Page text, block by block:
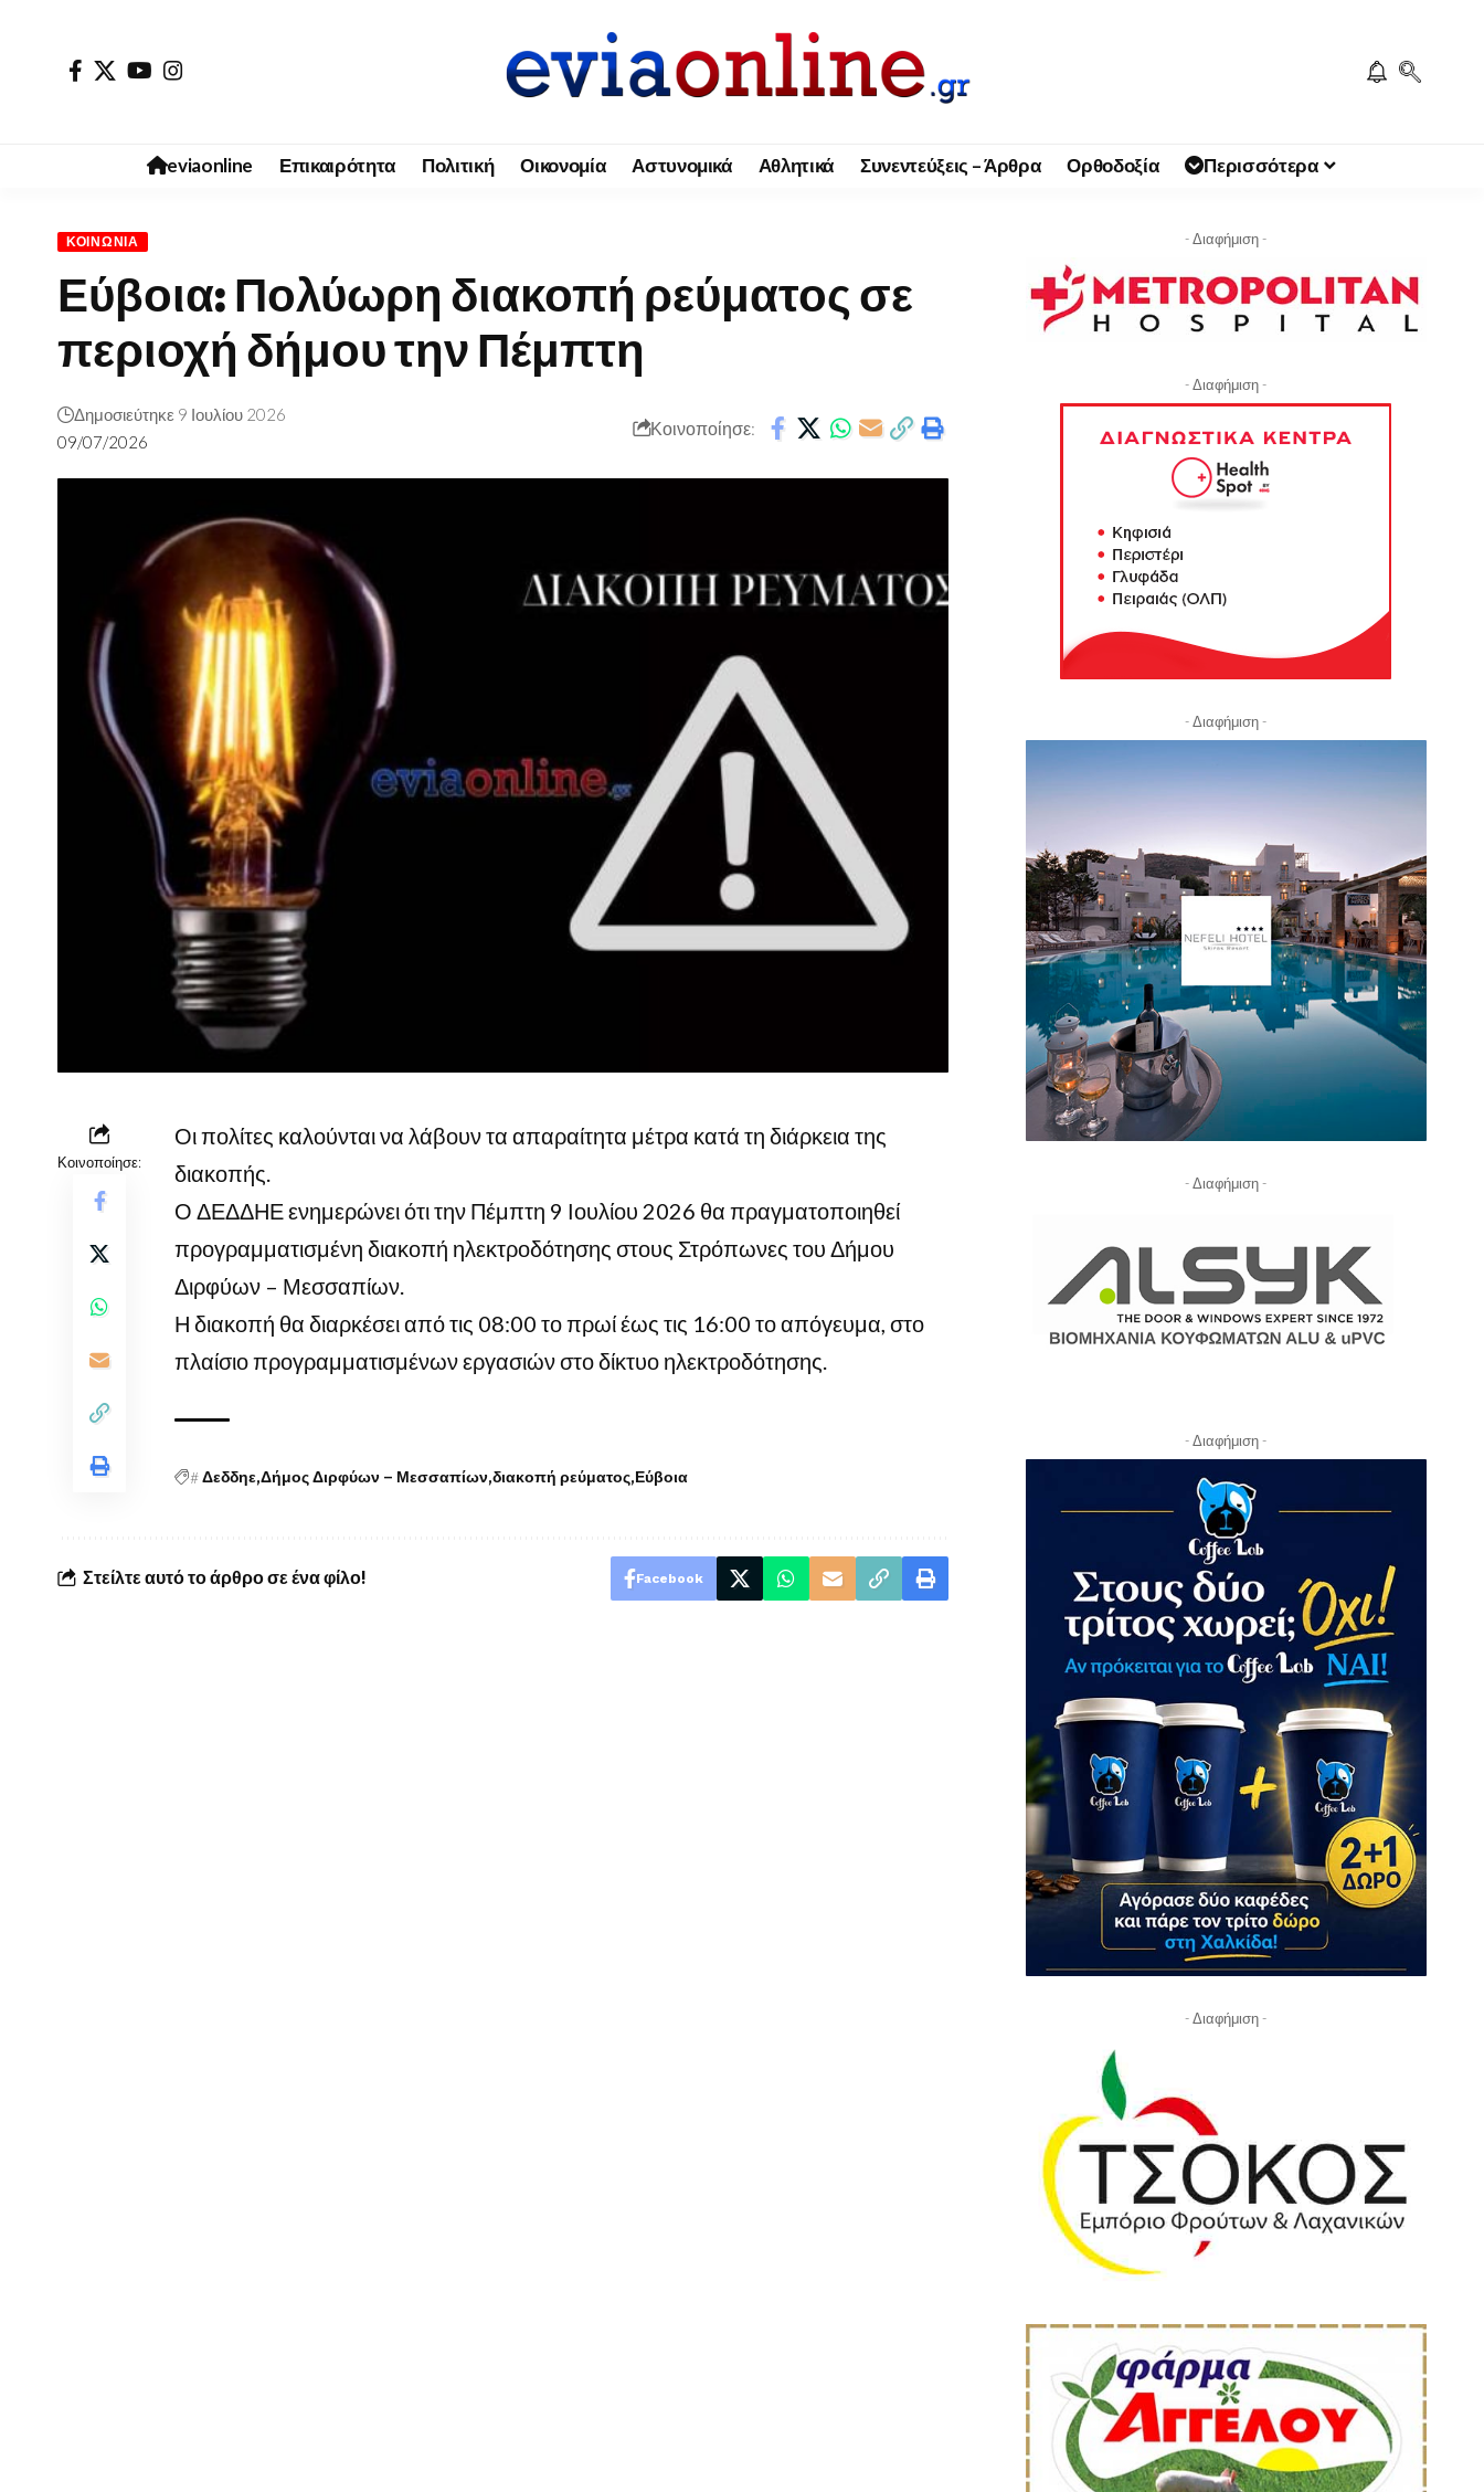
eviaonline Επικαιρότητα Πολιτική Οικονομία Αστυνομικά Αθλητικά Συνεντεύξεις – Άρθρα Ορθοδοξία Περισσότερα
ΚΟΙΝΩΝΊΑ
Εύβοια: Πολύωρη διακοπή ρεύματος σε
περιοχή δήμου την Πέμπτη
09/07/2026
Δημοσιεύτηκε 9 Ιουλίου 2026
Κοινοποίησε:
Κοινοποίησε:
Οι πολίτες καλούνται να λάβουν τα απαραίτητα μέτρα κατά τη διάρκεια της
διακοπής.
Ο ΔΕΔΔΗΕ ενημερώνει ότι την Πέμπτη 9 Ιουλίου 2026 θα πραγματοποιηθεί
προγραμματισμένη διακοπή ηλεκτροδότησης στους Στρόπωνες του Δήμου
Διρφύων – Μεσσαπίων.
Η διακοπή θα διαρκέσει από τις 08:00 το πρωί έως τις 16:00 το απόγευμα, στο
πλαίσιο προγραμματισμένων εργασιών στο δίκτυο ηλεκτροδότησης.
#Δεδδηε Δήμος Διρφύων – Μεσσαπίων διακοπή ρεύματος Εύβοια
Στείλτε αυτό το άρθρο σε ένα φίλο! Facebook
- Διαφήμιση -
- Διαφήμιση -
- Διαφήμιση -
- Διαφήμιση -
- Διαφήμιση -
- Διαφήμιση -